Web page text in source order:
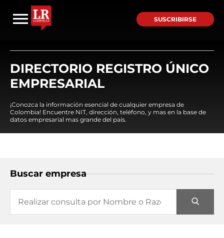
SUSCRIBIRSE
DIRECTORIO REGISTRO ÚNICO
EMPRESARIAL
¡Conozca la información esencial de cualquier empresa de
Colombia! Encuentre NIT, dirección, teléfono, y mas en la base de
datos empresarial mas grande del país.
Buscar empresa